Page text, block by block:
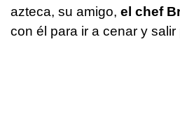
azteca, su amigo, el chef
con él para ir a cenar y salir